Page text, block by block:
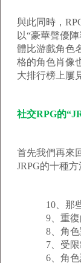
與此同時，
以“豪華聲優
體比游戲角色
格的角色肖像
大排行榜上屢
社交RPG的
首先我們再來
JRPG的十種方
10、那些
9、重復的
8、角色
7、受限制
6、角色設